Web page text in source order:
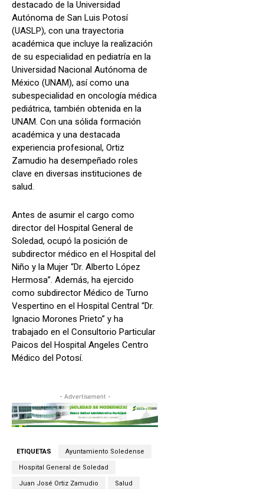
destacado de la Universidad
Autónoma de San Luis Potosí
(UASLP), con una trayectoria
académica que incluye la realización
de su especialidad en pediatría en la
Universidad Nacional Autónoma de
México (UNAM), así como una
subespecialidad en oncología médica
pediátrica, también obtenida en la
UNAM. Con una sólida formación
académica y una destacada
experiencia profesional, Ortiz
Zamudio ha desempeñado roles
clave en diversas instituciones de
salud.
Antes de asumir el cargo como
director del Hospital General de
Soledad, ocupó la posición de
subdirector médico en el Hospital del
Niño y la Mujer “Dr. Alberto López
Hermosa”. Además, ha ejercido
como subdirector Médico de Turno
Vespertino en el Hospital Central “Dr.
Ignacio Morones Prieto” y ha
trabajado en el Consultorio Particular
Paicos del Hospital Angeles Centro
Médico del Potosí.
- Advertisement -
ETIQUETAS Ayuntamiento Soledense
Hospital General de Soledad
Juan José Ortiz Zamudio Salud